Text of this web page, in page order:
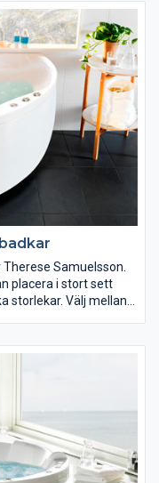
Samuelsson.
placera i stort sett
storlekar. Välj mellan